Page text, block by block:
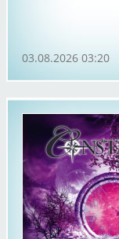
03.08.2026 03:20